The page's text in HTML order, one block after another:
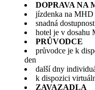
DOPRAVA NA
jízdenka na MHD
snadná
hotel je v dosahu
PRŮVODCE
průvodce je k
den
další dny
k dispozici
ZAVAZADLA